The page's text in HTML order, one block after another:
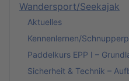
Wandersport/Seekajak
Aktuelles
Kennenlernen/
Paddelkurs EPP I –
Sicherheit & Technik –